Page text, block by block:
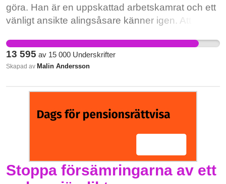
göra. Han är en uppskattad arbetskamrat och ett
vänligt ansikte alingsåsare känner igen. Att
förvaltningsuppdraget är enkelt löst. Låt Henrik
byta förvaltning till park- och naturförvaltningen.
Det här är inget annat än fyrkantig byråkrati. Låt
rätt till ved som de kunnat skaffa från honom i 26
13 595 av 15 000 Underskrifter
Skapad av Malin Andersson
Stoppa försämringarna av ett